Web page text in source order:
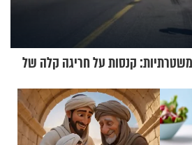
קנסות על חריגה קלה של